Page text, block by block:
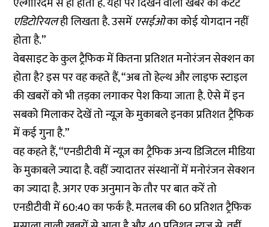
एडिटोरियलही लिखता है. उसमेंएसईओका कोई योगदान नहीं
होता है.”
वेबसाइट के कुल ट्रैफिक में कितना प्रतिशत मनोरंजन सेक्शन का
होता है? इस पर वह कहते हैं, “अब तो हेल्थ और लाइफ स्टाइल
की खबरों को भी तड़का लगाकर पेश किया जाता है. ऐसे में इन
सबको मिलाकर देखें तो न्यूज़ के मुकाबले इनका प्रतिशत ट्रैफिक
में कई गुना है.”
वह कहते हैं, “एनडीटीवी में न्यूज़ का ट्रैफिक अन्य डिजिटल मीडिया
के मुकाबले ज्यादा है. वहीं ज्यादातर संस्थानों में मनोरंजन सेक्शन
का ज्यादा है. अगर एक अनुमान के तौर पर बात करें तो
एनडीटीवी में 60:40 का फर्क है. मतलब की 60 प्रतिशत ट्रैफिक